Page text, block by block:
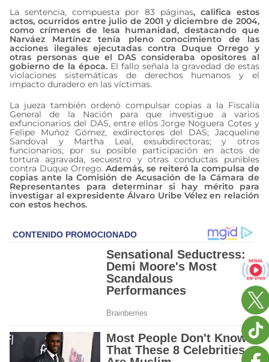
La sentencia, compuesta por 83 páginas, califica estos
actos, ocurridos entre julio de 2001 y diciembre de 2004,
como crímenes de lesa humanidad, destacando que
Narváez Martínez tenía pleno conocimiento de las
acciones ilegales ejecutadas contra Duque Orrego y
otras personas que el DAS consideraba opositores al
gobierno de la época.El fallo señala la gravedad de estas
violaciones sistemáticas de derechos humanos y el
impacto duradero en las víctimas.
La jueza también ordenó compulsar copias a la Fiscalía
General de la Nación para que investigue a varios
exfuncionarios del DAS, entre ellos Jorge Noguera Cotes y
Felipe Muñoz Gómez, exdirectores del DAS; Jacqueline
Sandoval y Martha Leal, exsubdirectoras; y otros
funcionarios, por su posible participación en actos de
tortura agravada, secuestro y otras conductas punibles
contra Duque Orrego.Además, se reiteró la compulsa de
copias ante la Comisión de Acusación de la Cámara de
Representantes para determinar si hay mérito para
investigar al expresidente Álvaro Uribe Vélez en relación
con estos hechos.